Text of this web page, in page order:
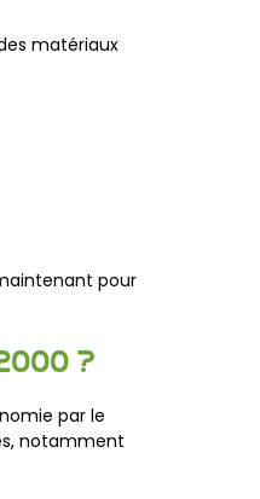
matériaux
pour
?
par le
notamment